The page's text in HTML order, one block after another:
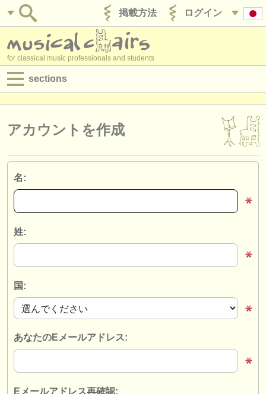
ログイン
掲載方法
for classical music professionals and students
sections
求人情報 (演奏関係の職)
盗まれた楽器
オーケストラ
音楽学校
アカウントを作成
名:
姓:
国:
あなたのEメールアドレス:
Eメールアドレス再確認: